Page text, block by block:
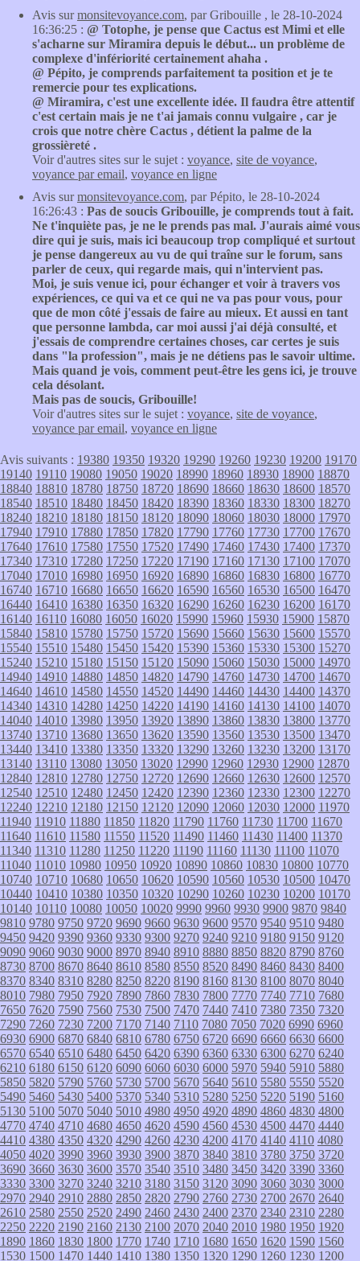
Avis surmonsitevoyance.com, par Gribouille , le 28-10-2024
16:36:25 : @ Totophe, je pense que Cactus est Mimi et elle
s'acharne sur Miramira depuis le début... un problème de
complexe d'infériorité certainement ahaha .
@ Pépito, je comprends parfaitement ta position et je te
remercie pour tes explications.
@ Miramira, c'est une excellente idée. Il faudra être attentif
c'est certain mais je ne t'ai jamais connu vulgaire , car je
crois que notre chère Cactus , détient la palme de la
grossièreté .
Voir d'autres sites sur le sujet : voyance, site de voyance,
voyance par email, voyance en ligne
Avis surmonsitevoyance.com, par Pépito, le 28-10-2024
16:26:43 : Pas de soucis Gribouille, je comprends tout à fait.
Ne t'inquiète pas, je ne le prends pas mal. J'aurais aimé vous
dire qui je suis, mais ici beaucoup trop compliqué et surtout
je pense dangereux au vu de qui traîne sur le forum, sans
parler de ceux, qui regarde mais, qui n'intervient pas.
Moi, je suis venue ici, pour échanger et voir à travers vos
expériences, ce qui va et ce qui ne va pas pour vous, pour
que de mon côté j'essais de faire au mieux. Et aussi en tant
que personne lambda, car moi aussi j'ai déjà consulté, et
j'essais de comprendre certaines choses, car certes je suis
dans "la profession", mais je ne détiens pas le savoir ultime.
Mais quand je vois, comment peut-être les gens ici, je trouve
cela désolant.
Mais pas de soucis, Gribouille!
Voir d'autres sites sur le sujet : voyance, site de voyance,
voyance par email, voyance en ligne
Avis suivants : 19380 19350 19320 19290 19260 19230 19200 19170
19140 19110 19080 19050 19020 18990 18960 18930 18900 18870
18840 18810 18780 18750 18720 18690 18660 18630 18600 18570
18540 18510 18480 18450 18420 18390 18360 18330 18300 18270
18240 18210 18180 18150 18120 18090 18060 18030 18000 17970
17940 17910 17880 17850 17820 17790 17760 17730 17700 17670
17640 17610 17580 17550 17520 17490 17460 17430 17400 17370
17340 17310 17280 17250 17220 17190 17160 17130 17100 17070
17040 17010 16980 16950 16920 16890 16860 16830 16800 16770
16740 16710 16680 16650 16620 16590 16560 16530 16500 16470
16440 16410 16380 16350 16320 16290 16260 16230 16200 16170
16140 16110 16080 16050 16020 15990 15960 15930 15900 15870
15840 15810 15780 15750 15720 15690 15660 15630 15600 15570
15540 15510 15480 15450 15420 15390 15360 15330 15300 15270
15240 15210 15180 15150 15120 15090 15060 15030 15000 14970
14940 14910 14880 14850 14820 14790 14760 14730 14700 14670
14640 14610 14580 14550 14520 14490 14460 14430 14400 14370
14340 14310 14280 14250 14220 14190 14160 14130 14100 14070
14040 14010 13980 13950 13920 13890 13860 13830 13800 13770
13740 13710 13680 13650 13620 13590 13560 13530 13500 13470
13440 13410 13380 13350 13320 13290 13260 13230 13200 13170
13140 13110 13080 13050 13020 12990 12960 12930 12900 12870
12840 12810 12780 12750 12720 12690 12660 12630 12600 12570
12540 12510 12480 12450 12420 12390 12360 12330 12300 12270
12240 12210 12180 12150 12120 12090 12060 12030 12000 11970
11940 11910 11880 11850 11820 11790 11760 11730 11700 11670
11640 11610 11580 11550 11520 11490 11460 11430 11400 11370
11340 11310 11280 11250 11220 11190 11160 11130 11100 11070
11040 11010 10980 10950 10920 10890 10860 10830 10800 10770
10740 10710 10680 10650 10620 10590 10560 10530 10500 10470
10440 10410 10380 10350 10320 10290 10260 10230 10200 10170
10140 10110 10080 10050 10020 9990 9960 9930 9900 9870 9840
9810 9780 9750 9720 9690 9660 9630 9600 9570 9540 9510 9480
9450 9420 9390 9360 9330 9300 9270 9240 9210 9180 9150 9120
9090 9060 9030 9000 8970 8940 8910 8880 8850 8820 8790 8760
8730 8700 8670 8640 8610 8580 8550 8520 8490 8460 8430 8400
8370 8340 8310 8280 8250 8220 8190 8160 8130 8100 8070 8040
8010 7980 7950 7920 7890 7860 7830 7800 7770 7740 7710 7680
7650 7620 7590 7560 7530 7500 7470 7440 7410 7380 7350 7320
7290 7260 7230 7200 7170 7140 7110 7080 7050 7020 6990 6960
6930 6900 6870 6840 6810 6780 6750 6720 6690 6660 6630 6600
6570 6540 6510 6480 6450 6420 6390 6360 6330 6300 6270 6240
6210 6180 6150 6120 6090 6060 6030 6000 5970 5940 5910 5880
5850 5820 5790 5760 5730 5700 5670 5640 5610 5580 5550 5520
5490 5460 5430 5400 5370 5340 5310 5280 5250 5220 5190 5160
5130 5100 5070 5040 5010 4980 4950 4920 4890 4860 4830 4800
4770 4740 4710 4680 4650 4620 4590 4560 4530 4500 4470 4440
4410 4380 4350 4320 4290 4260 4230 4200 4170 4140 4110 4080
4050 4020 3990 3960 3930 3900 3870 3840 3810 3780 3750 3720
3690 3660 3630 3600 3570 3540 3510 3480 3450 3420 3390 3360
3330 3300 3270 3240 3210 3180 3150 3120 3090 3060 3030 3000
2970 2940 2910 2880 2850 2820 2790 2760 2730 2700 2670 2640
2610 2580 2550 2520 2490 2460 2430 2400 2370 2340 2310 2280
2250 2220 2190 2160 2130 2100 2070 2040 2010 1980 1950 1920
1890 1860 1830 1800 1770 1740 1710 1680 1650 1620 1590 1560
1530 1500 1470 1440 1410 1380 1350 1320 1290 1260 1230 1200